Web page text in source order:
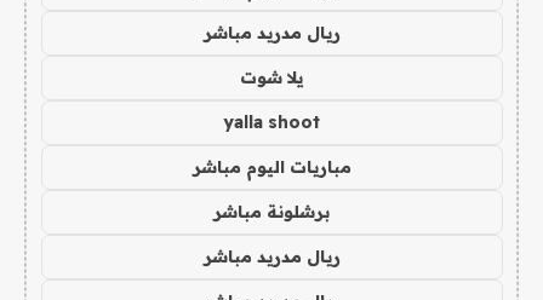
ريال مدريد مباشر
يلا شوت
yalla shoot
مباريات اليوم مباشر
برشلونة مباشر
ريال مدريد مباشر